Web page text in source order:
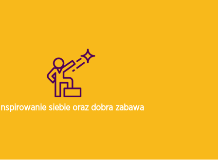
siebie oraz dobra zabawa